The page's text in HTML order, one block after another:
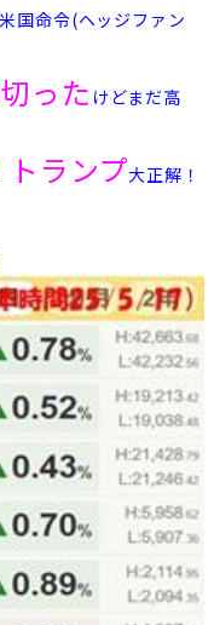
米国命令(ヘッジファン
った けどまだ高
ランプ大正解！